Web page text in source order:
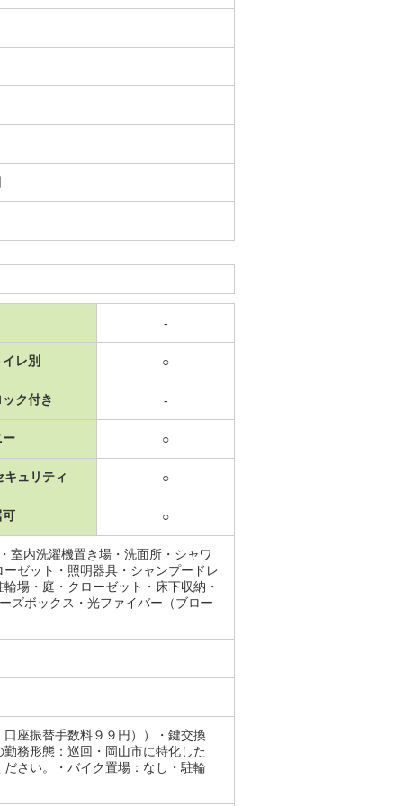
-
レ別 ○
ク付き -
ー ○
キュリティ ○
可 ○
室内洗濯機置き場・洗面所・シャワ
ゼット・照明器具・シャンプードレ
場・庭・クローゼット・床下収納・
ズボックス・光ファイバー（ブロー
座振替手数料９９円））・鍵交換
務形態：巡回・岡山市に特化した
さい。・バイク置場：なし・駐輪